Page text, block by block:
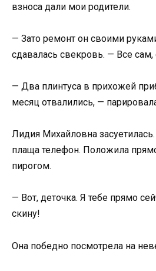
взноса дали мои родители.
— Зато ремонт он своими
сдавалась свекровь. — Все
— Два плинтуса в прихожей
месяц отвалились, —
Лидия Михайловна
плаща телефон. Положила
пирогом.
— Вот, деточка. Я тебе прямо
скину!
Она победно посмотрела на